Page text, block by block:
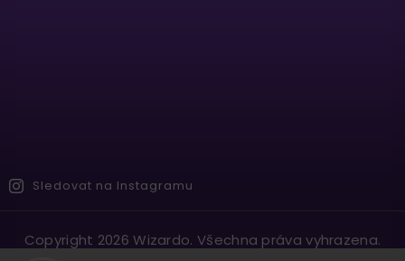
Sledovat na Instagramu
Copyright 2026Wizardo. Všechna práva vyhrazena.